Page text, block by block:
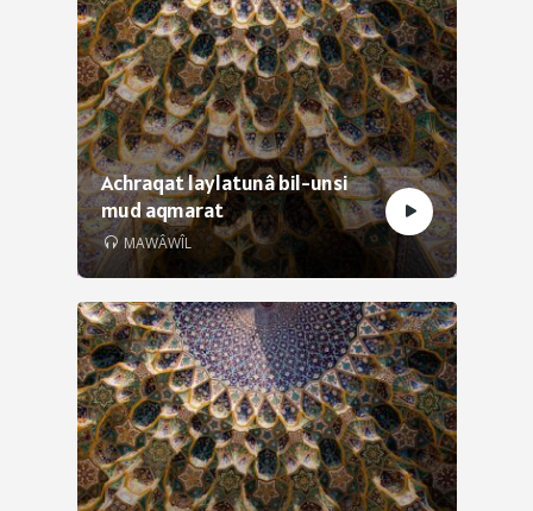
Achraqat laylatunâ bil-unsi
mud aqmarat
MAWÂWÎL